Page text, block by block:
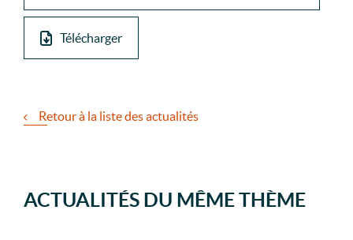
Télécharger
Retour à la liste des actualités
ACTUALITÉS DU MÊME THÈME